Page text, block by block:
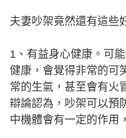
夫妻吵架竟然還有這些
1、有益身心健康。可
健康，會覺得非常的可
常的生氣，甚至會有火
辯論認為，吵架可以預
中機體會有一定的作用